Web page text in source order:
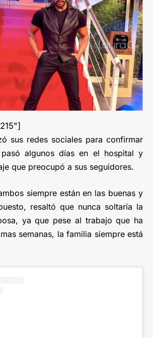
sus redes sociales para confirmar
algunos días en el hospital y
que preocupó a sus seguidores.
siempre están en las buenas y
resaltó que nunca soltaría la
ya que pese al trabajo que ha
semanas, la familia siempre está